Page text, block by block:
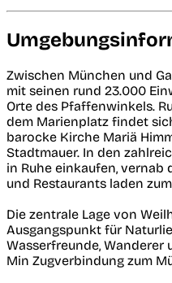
Zwischen München und
mit seinen rund 23.000
Orte des Pfaffenwinkels.
dem Marienplatz findet
barocke Kirche Mariä
Stadtmauer. In den
in Ruhe einkaufen, vernab
und Restaurants laden
Die zentrale Lage von
Ausgangspunkt für
Wasserfreunde, Wanderer
Min Zugverbindung zum